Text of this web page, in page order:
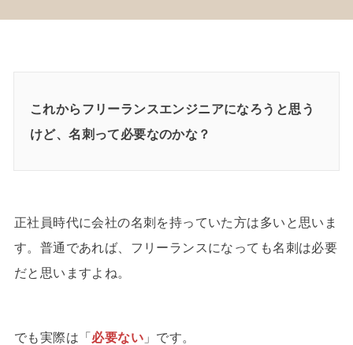
これからフリーランスエンジニアになろうと思う
けど、名刺って必要なのかな？
正社員時代に会社の名刺を持っていた方は多いと思いま
す。普通であれば、フリーランスになっても名刺は必要
だと思いますよね。
でも実際は「必要ない 」です。